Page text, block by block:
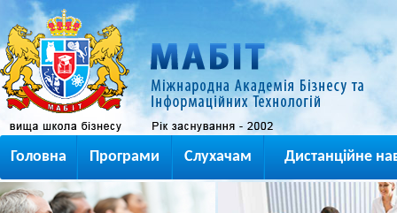
Головна Програми Слухачам Дистанційне